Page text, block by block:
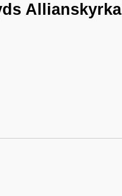
Allianskyrka